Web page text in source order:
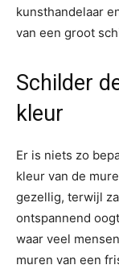
kunsthandelaar
van een groot
Schilder
kleur
Er is niets zo
kleur van de
gezellig, terwijl
ontspannend
waar veel
muren van een